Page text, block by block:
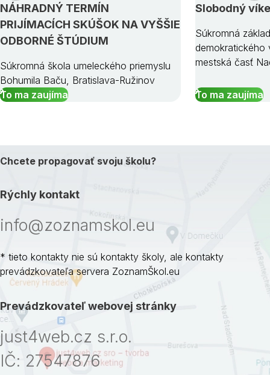
NÁHRADNÝ TERMÍN
PRIJÍMACÍCH SKÚŠOK NA VYŠŠIE
ODBORNÉ ŠTÚDIUM
Súkromná škola umeleckého priemyslu
Bohumila Baču, Bratislava-Ružinov
To ma zaujíma
Slobodný
Súkromná
demokratického
mestská časť
To ma zaujíma
Chcete propagovať svoju školu?
Rýchly kontakt
info@zoznamskol.eu
* tieto kontakty nie sú kontakty školy, ale kontakty
prevádzkovateľa servera ZoznamŠkol.eu
Prevádzkovateľ webovej stránky
just4web.cz s.r.o.
IČ: 27547876